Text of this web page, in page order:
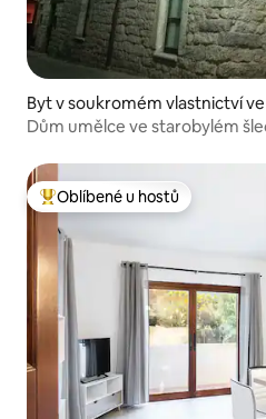
Byt v soukromém vlastnictví
o Pausania
Dům umělce ve starobylém
Nejlepší v kategorii Oblíbené u
Oblíbené u hostů